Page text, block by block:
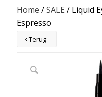
Home /SALE / Liquid
Espresso
Terug